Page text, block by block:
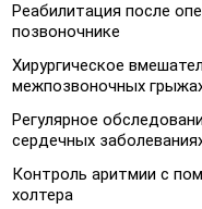
Реабилитация после
позвоночнике
Хирургическое
межпозвоночных
Регулярное
сердечных
Контроль аритмии с
холтера